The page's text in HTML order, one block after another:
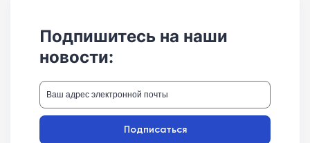
Подпишитесь на наши
новости:
Подписаться